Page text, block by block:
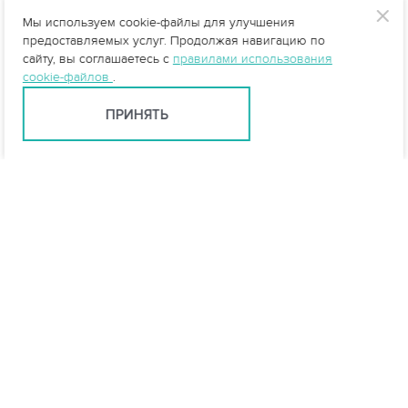
Мы используем cookie-файлы для улучшения
предоставляемых услуг. Продолжая навигацию по
сайту, вы соглашаетесь с правилами использования
cookie-файлов .
ПРИНЯТЬ